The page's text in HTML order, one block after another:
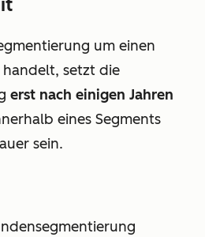
um einen
setzt die
erst nach einigen Jahren
eines Segments
sein.